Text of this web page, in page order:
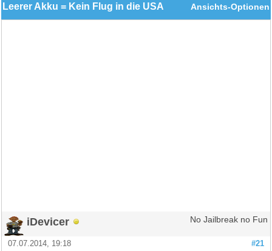
Ansichts-Optionen
Leerer Akku = Kein Flug in die USA
iDevicer No Jailbreak no Fun
#21
07.07.2014, 19:18